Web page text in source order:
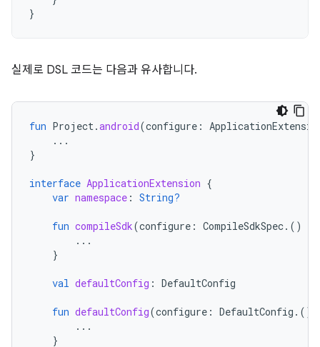
}
실제로 DSL 코드는 다음과 유사합니다.
fun Project.android(configure :
...
}
interface ApplicationExtension {
var namespace : String?
fun compileSdk(configure : CompileSdkSpec.()
...
}
val defaultConfig : DefaultConfig
fun defaultConfig(configure : DefaultConfig .()
...
}